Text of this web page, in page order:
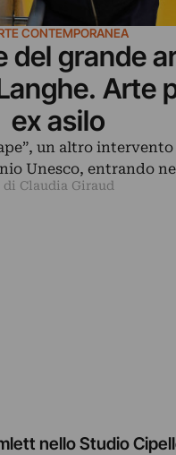
CONTEMPORANEA
del grande
Arte
ex asilo
un altro
Unesco, entrando
di Claudia Giraud
nello Studio